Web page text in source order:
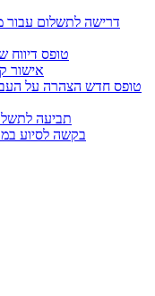
2356 – טופס
2357 –
266 – תביעה
267 – בקשה